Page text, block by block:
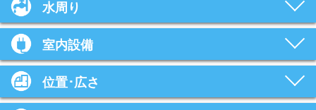
水周り
室内設備
位置･広さ